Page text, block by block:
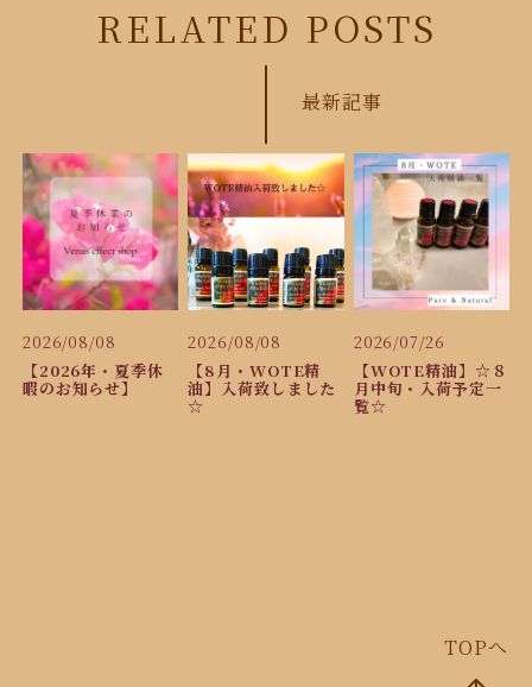
RELATED POSTS
最新記事
2026/08/08
【2026年・夏季休
暇のお知らせ】
2026/08/08
【8月・WOTE精
油】入荷致しました
☆
2026/07/26
【WOTE精油】☆８
月中旬・入荷予定一
覧☆
TOPへ